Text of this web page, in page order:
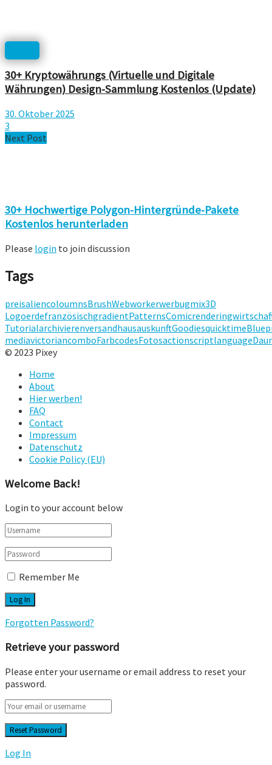
30+ Kryptowährungs (Virtuelle und Digitale
Währungen) Design-Sammlung Kostenlos (Update)
30. Oktober 2025
3
Next Post
30+ Hochwertige Polygon-Hintergründe-Pakete
Kostenlos herunterladen
Please login to join discussion
Tags
preisaliencoloumnsBrushWebworkerwerbugmix3D
LogoerdefranzösischgradientPatternsComicrendering
TutorialarchivierenversandhausauskunftGoodiesquicktime
mediavictoriancomboFarbcodesFotosactionscriptlanguage
© 2023 Pixey
Home
About
Hier werben!
FAQ
Contact
Impressum
Datenschutz
Cookie Policy (EU)
Welcome Back!
Login to your account below
Remember Me
Forgotten Password?
Retrieve your password
Please enter your username or email address to reset your
password.
Log In